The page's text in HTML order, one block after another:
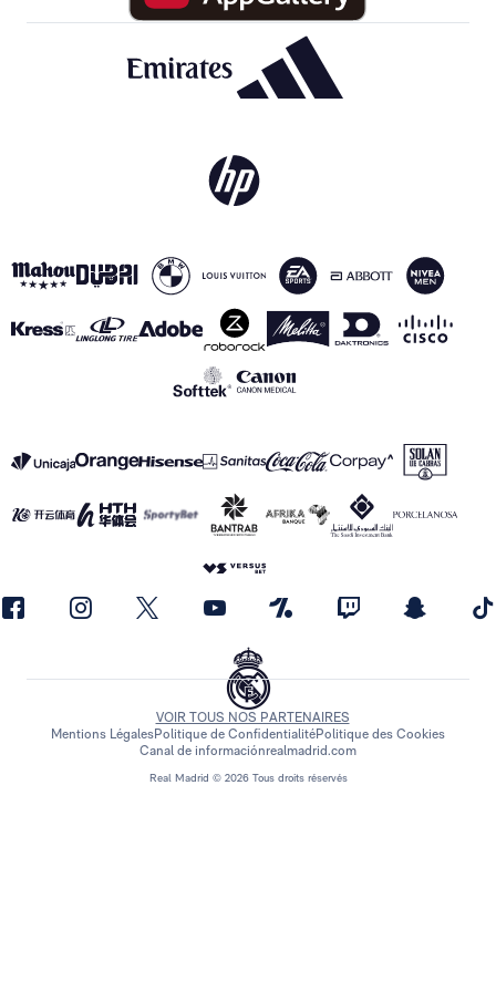
Real Madrid © 2026 Tous droits réservés
VOIR TOUS NOS PARTENAIRES
Mentions LégalesPolitique de ConfidentialitéPolitique des Cookies
Canal de informaciónrealmadrid.com